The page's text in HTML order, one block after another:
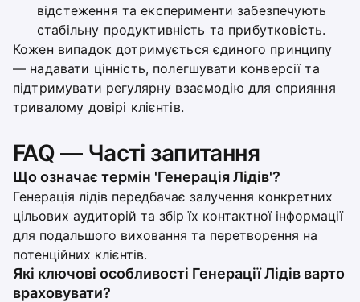
відстеження та експерименти забезпечують
стабільну продуктивність та прибутковість.
Кожен випадок дотримується єдиного принципу
— надавати цінність, полегшувати конверсії та
підтримувати регулярну взаємодію для сприяння
тривалому довірі клієнтів.
FAQ — Часті запитання
Що означає термін 'Генерація Лідів'?
Генерація лідів передбачає залучення конкретних
цільових аудиторій та збір їх контактної інформації
для подальшого виховання та перетворення на
потенційних клієнтів.
Які ключові особливості Генерації Лідів варто
враховувати?